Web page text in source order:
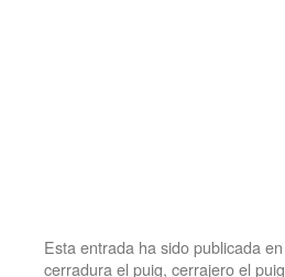
Esta entrada ha sido publicada en
cerradura el puig, cerrajero el puig